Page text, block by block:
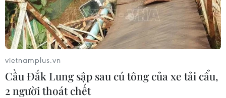
Các nhà phân tích thị trường cho rằng bất chấp sức
mạnh của đồng USD, vàng vẫn đang giữ giá tốt so với
các hàng hóa khác.
vietnamplus.vn
Cầu Đắk Lung sập sau cú tông của xe tải cẩu,
2 người thoát chết